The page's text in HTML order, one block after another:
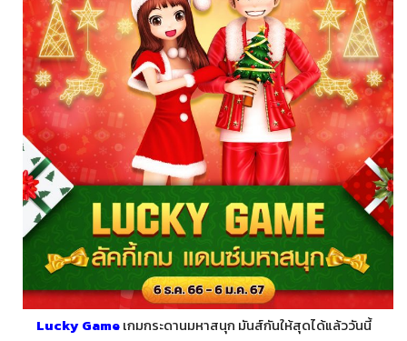
Lucky Gameเกมกระดานมหาสนุก มันส์กันให้สุดได้แล้ววันนี้